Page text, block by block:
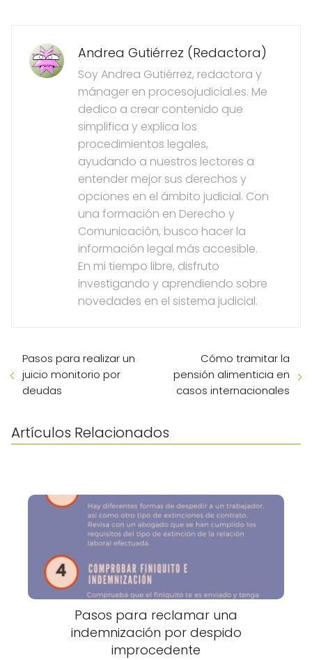
Andrea Gutiérrez (Redactora)
Soy Andrea Gutiérrez, redactora y
mánager en procesojudicial.es. Me
dedico a crear contenido que
simplifica y explica los
procedimientos legales,
ayudando a nuestros lectores a
entender mejor sus derechos y
opciones en el ámbito judicial. Con
una formación en Derecho y
Comunicación, busco hacer la
información legal más accesible.
En mi tiempo libre, disfruto
investigando y aprendiendo sobre
novedades en el sistema judicial.
Pasos para realizar un
juicio monitorio por
deudas
Cómo tramitar la
pensión alimenticia en
casos internacionales
Artículos Relacionados
Pasos para reclamar una
indemnización por despido
improcedente